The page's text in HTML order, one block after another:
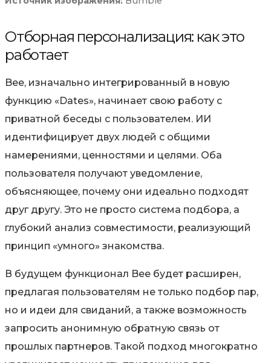
Отборная персонализация: как это
работает
Bee, изначально интегрированный в новую
функцию «Dates», начинает свою работу с
приватной беседы с пользователем. ИИ
идентифицирует двух людей с общими
намерениями, ценностями и целями. Оба
пользователя получают уведомление,
объясняющее, почему они идеально подходят
друг другу. Это не просто система подбора, а
глубокий анализ совместимости, реализующий
принцип «умного» знакомства.
В будущем функционал Bee будет расширен,
предлагая пользователям не только подбор пар,
но и идеи для свиданий, а также возможность
запросить анонимную обратную связь от
прошлых партнеров. Такой подход многократно